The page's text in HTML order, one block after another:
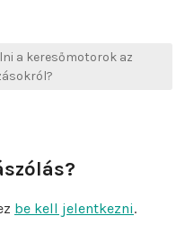
a keresőmotorok az
be kell jelentkezni.